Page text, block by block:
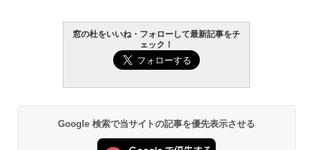
窓の杜をいいね・フォローして最新記事をチ
ェック！
Google 検索で当サイトの記事を優先表示させる